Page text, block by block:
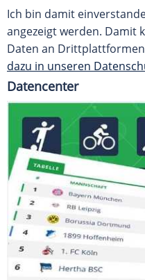
Ich bin damit
angezeigt werden. Damit
Daten an
dazu in unseren
Datencenter